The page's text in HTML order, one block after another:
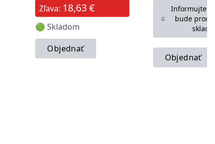
Zľava: 18,63 €
🟢 Skladom
Objednať
Informujte
bude
sklade
Objednať